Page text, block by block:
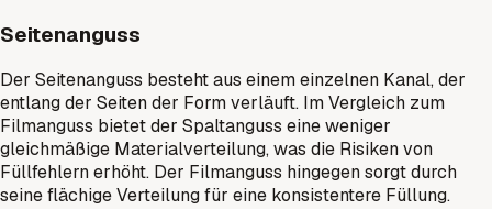
Seitenanguss
Der Seitenanguss besteht aus einem einzelnen Kanal, der
entlang der Seiten der Form verläuft. Im Vergleich zum
Filmanguss bietet der Spaltanguss eine weniger
gleichmäßige Materialverteilung, was die Risiken von
Füllfehlern erhöht. Der Filmanguss hingegen sorgt durch
seine flächige Verteilung für eine konsistentere Füllung.